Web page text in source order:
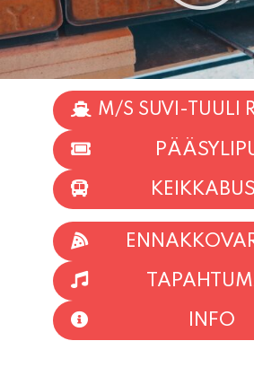
M/S SUVI-TUULI
INFO
HIIO